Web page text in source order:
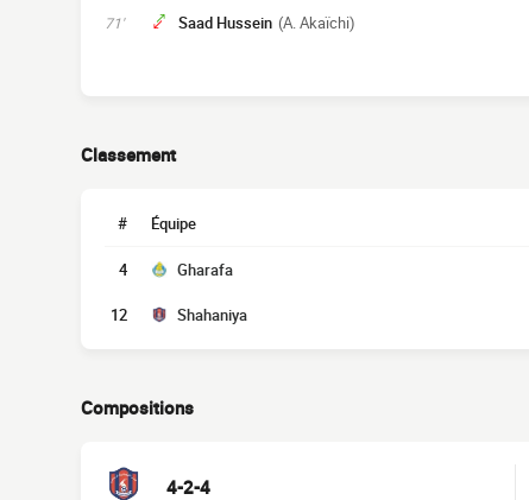
71' Saad Hussein (A. Akaïchi)
Classement
# Équipe
4 Gharafa
12 Shahaniya
Compositions
4-2-4